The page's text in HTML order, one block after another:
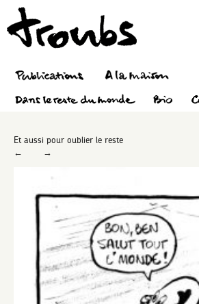
Et aussi pour oublier le reste
←
→